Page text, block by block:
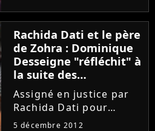
mettre l'ambiance
pendant le show annuel
Victoria's Secret, le
beau gosse de Baby et
de Boyfriend...
Rachida Dati et le père
de Zohra : Dominique
Desseigne "réfléchit" à
la suite des
événements
Assigné en justice par
Rachida Dati pour
"reconnaissance de
5 décembre 2012